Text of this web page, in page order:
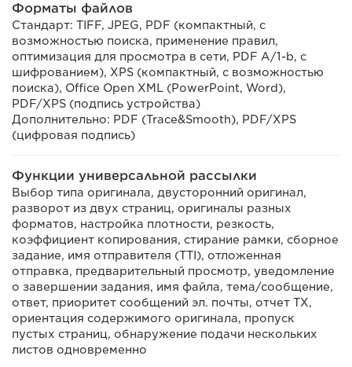
Форматы файлов
Стандарт: TIFF, JPEG, PDF (компактный, с
возможностью поиска, применение правил,
оптимизация для просмотра в сети, PDF A/1-b, с
шифрованием), XPS (компактный, с возможностью
поиска), Office Open XML (PowerPoint, Word),
PDF/XPS (подпись устройства)
Дополнительно: PDF (Trace&Smooth), PDF/XPS
(цифровая подпись)
Функции универсальной рассылки
Выбор типа оригинала, двусторонний оригинал,
разворот из двух страниц, оригиналы разных
форматов, настройка плотности, резкость,
коэффициент копирования, стирание рамки, сборное
задание, имя отправителя (TTI), отложенная
отправка, предварительный просмотр, уведомление
о завершении задания, имя файла, тема/сообщение,
ответ, приоритет сообщений эл. почты, отчет TX,
ориентация содержимого оригинала, пропуск
пустых страниц, обнаружение подачи нескольких
листов одновременно